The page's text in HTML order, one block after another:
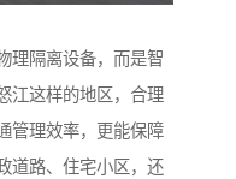
理隔离设备，而是智
江这样的地区，合理
管理效率，更能保障
道路、住宅小区，还